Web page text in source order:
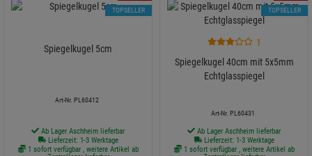
Spiegelkugel 5cm
Art-Nr. PL60412
Ab Lager Aschheim lieferbar
Lieferzeit: 1-3 Werktage
1 sofort verfügbar , weitere Artikel ab
TOPSELLER
1
Spiegelkugel 40cm mit 5x5mm
Echtglasspiegel
Art-Nr. PL60431
Ab Lager Aschheim lieferbar
Lieferzeit: 1-3 Werktage
1 sofort verfügbar , weitere Artikel ab
TOPSELLER